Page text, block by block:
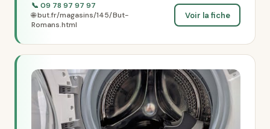
📞 09 78 97 97 97
🌐 but.fr/magasins/145/But-
Romans.html
Voir la fiche